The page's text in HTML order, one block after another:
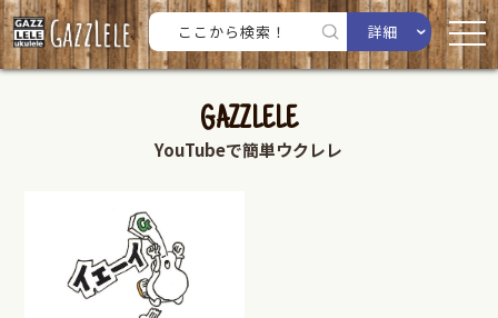
詳細
GAZZLELE
YouTubeで簡単ウクレレ